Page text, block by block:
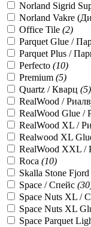
Norland Sigrid
Norland Vakre
Office Tile (2)
Parquet Glue /
Parquet Plus /
Perfecto (10)
Premium (5)
Quartz / Кварц (5)
RealWood /
RealWood Glue /
RealWood XL /
Realwood XL
RealWood XXL /
Roca (10)
Skalla Stone Fjord
Space / Спейс (30
Space Nuts XL /
Space Nuts XL
Space Parquet